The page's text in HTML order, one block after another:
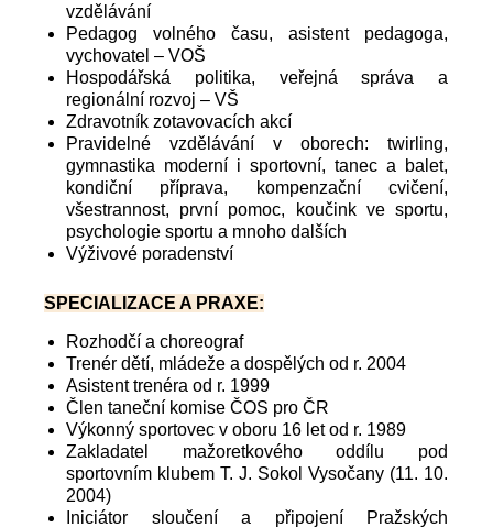
vzdělávání
Pedagog volného času, asistent pedagoga,
vychovatel – VOŠ
Hospodářská politika, veřejná správa a
regionální rozvoj – VŠ
Zdravotník zotavovacích akcí
Pravidelné vzdělávání v oborech: twirling,
gymnastika moderní i sportovní, tanec a balet,
kondiční příprava, kompenzační cvičení,
všestrannost, první pomoc, koučink ve sportu,
psychologie sportu a mnoho dalších
Výživové poradenství
SPECIALIZACE A PRAXE:
Rozhodčí a choreograf
Trenér dětí, mládeže a dospělých od r. 2004
Asistent trenéra od r. 1999
Člen taneční komise ČOS pro ČR
Výkonný sportovec v oboru 16 let od r. 1989
Zakladatel mažoretkového oddílu pod
sportovním klubem T. J. Sokol Vysočany (11. 10.
2004)
Iniciátor sloučení a připojení Pražských